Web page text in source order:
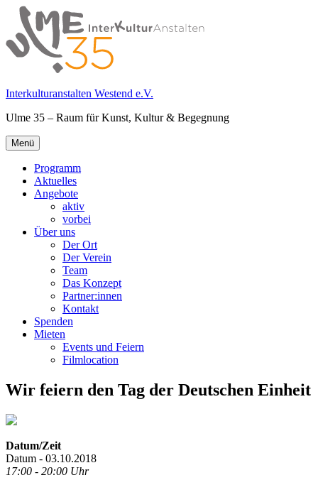
Springe
zum
Inhalt
Interkulturanstalten Westend e.V.
Ulme 35 – Raum für Kunst, Kultur & Begegnung
Primäres
Menü
Menü
Programm
Aktuelles
Angebote
aktiv
vorbei
Über uns
Der Ort
Der Verein
Team
Das Konzept
Partner:innen
Kontakt
Spenden
Mieten
Events und Feiern
Filmlocation
Wir feiern den Tag der Deutschen Einheit
Datum/Zeit
Datum - 03.10.2018
17:00 - 20:00 Uhr